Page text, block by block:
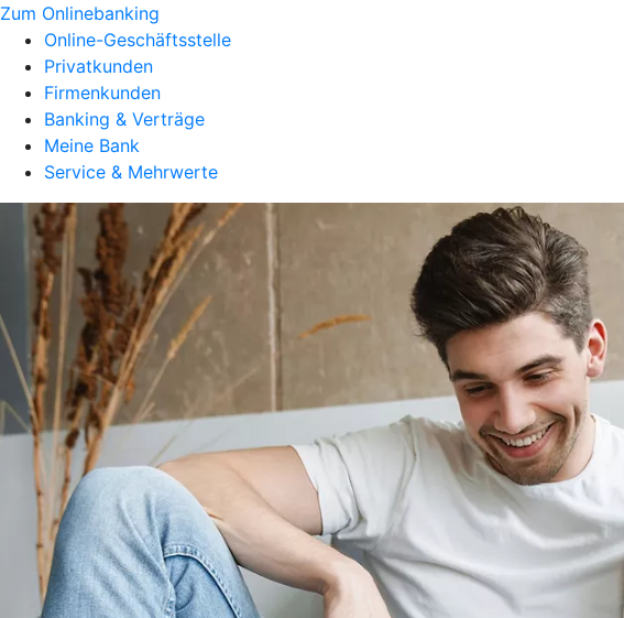
Zum Onlinebanking
Online-Geschäftsstelle
Privatkunden
Firmenkunden
Banking & Verträge
Meine Bank
Service & Mehrwerte